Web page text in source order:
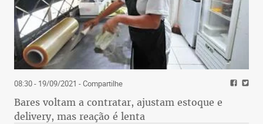
08:30 - 19/09/2021 - Compartilhe
Bares voltam a contratar, ajustam estoque e
delivery, mas reação é lenta